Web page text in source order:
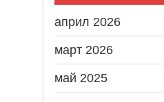
април 2026
март 2026
май 2025